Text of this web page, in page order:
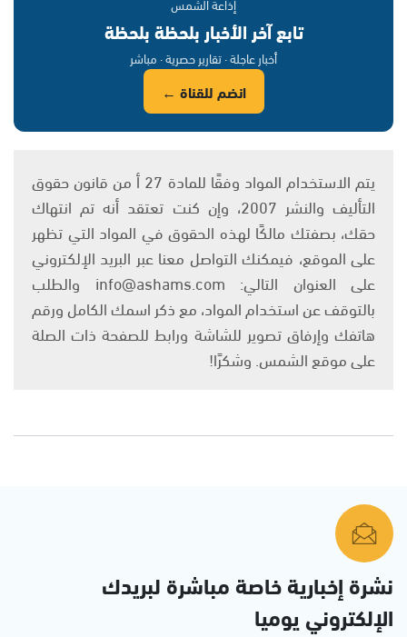
تابع آخر الأخبار بلحظة بلحظة
أخبار عاجلة · تقارير حصرية · مباشر
انضم للقناة ←
يتم الاستخدام المواد وفقًا للمادة 27 أ من قانون حقوق
التأليف والنشر 2007، وإن كنت تعتقد أنه تم انتهاك
حقك، بصفتك مالكًا لهذه الحقوق في المواد التي تظهر
على الموقع، فيمكنك التواصل معنا عبر البريد الإلكتروني
على العنوان التالي: info@ashams.com والطلب
بالتوقف عن استخدام المواد، مع ذكر اسمك الكامل ورقم
هاتفك وإرفاق تصوير للشاشة ورابط للصفحة ذات الصلة
على موقع الشمس. وشكرًا!
نشرة إخبارية خاصة مباشرة لبريدك
الإلكتروني يوميا